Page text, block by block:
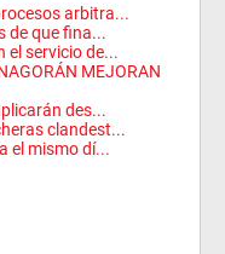
arbitra...
de que fina...
el servicio de...
MEJORAN
des...
clandest...
el mismo dí...